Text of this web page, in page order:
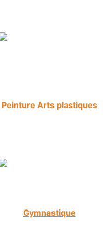
Peinture Arts plastiques
Gymnastique